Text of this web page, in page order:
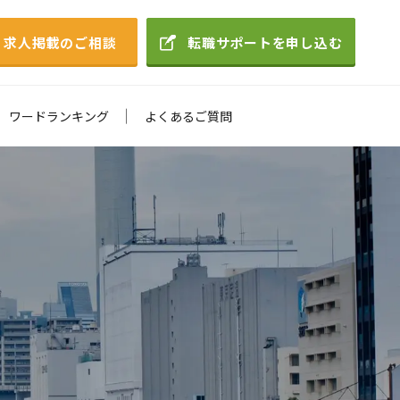
求人掲載のご相談 転職サポートを申し込む
ワードランキング よくあるご質問